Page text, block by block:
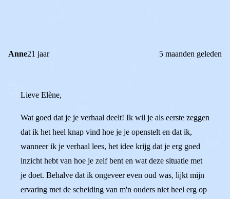
Anne21 jaar 5 maanden geleden
Lieve Elène,
Wat goed dat je je verhaal deelt! Ik wil je als eerste zeggen
dat ik het heel knap vind hoe je je openstelt en dat ik,
wanneer ik je verhaal lees, het idee krijg dat je erg goed
inzicht hebt van hoe je zelf bent en wat deze situatie met
je doet. Behalve dat ik ongeveer even oud was, lijkt mijn
ervaring met de scheiding van m'n ouders niet heel erg op